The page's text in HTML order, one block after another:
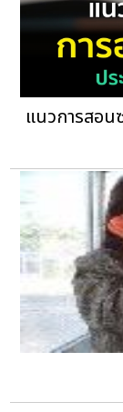
แนวการสอน